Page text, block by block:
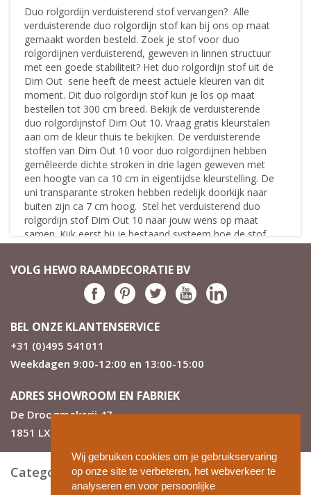
Wij gebruiken cookies om je gebruikservaring
op onze site te verbeteren, het webverkeer te
analyseren en voor persoonlijke
Duo rolgordijn verduisterend stof vervangen? Alle
verduisterende duo rolgordijn stof kan bij ons op maat
gemaakt worden besteld. Zoek je stof voor duo
rolgordijnen verduisterend, geweven in linnen structuur
met een goede stabiliteit? Het duo rolgordijn stof uit de
Dim Out serie heeft de meest actuele kleuren van dit
moment. Dit duo rolgordijn stof kun je los op maat
bestellen tot 300 cm breed. Bekijk de verduisterende
duo rolgordijnstof Dim Out 10. Vraag gratis kleurstalen
aan om de kleur thuis te bekijken. De verduisterende
stoffen van Dim Out 10 voor duo rolgordijnen hebben
gemêleerde dichte stroken in drie lagen geweven met
een hoogte van ca 10 cm in eigentijdse kleurstelling. De
uni transparante stroken hebben redelijk doorkijk naar
buiten zijn ca 7 cm hoog. Stel het verduisterend duo
rolgordijn stof Dim Out 10 naar jouw wens op maat
samen. Kijk eerst bij je bestaand systeem hoe de stof
op de buis een aan raamzijde aan de cassette is
uiteinden van het doek. Je kunt het dan eenvoudig op
jouw bestaand systeem aanbrengen.
Tot 3 meter breed op maat verkrijgbaar
Nederlands kwaliteitsproduct vergelijkbaar met elk
Geschikt voor alle vertrekken in huis
door.
Zie ook de overige specificaties
VOLG HEWO RAAMDECORATIE BV
BEL ONZE KLANTENSERVICE
+31 (0)495 541011
Weekdagen 9:00-12:00 en 13:00-15:00
ADRES SHOWROOM EN FABRIEK
De Droogmakerij 47
1851 LX Heiloo
Categorieën